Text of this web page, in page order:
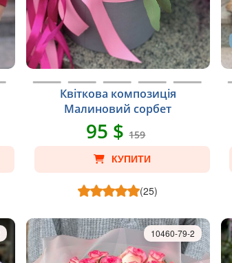
Квіткова композиція
Малиновий сорбет
95 $159
КУПИТИ
(25)
10460-79-2